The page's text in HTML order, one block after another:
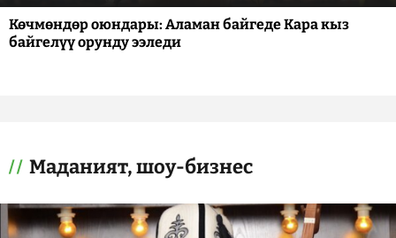
Көчмөндөр оюндары: Аламан байгеде Кара кыз
байгелүү орунду ээледи
Маданият, шоу-бизнес